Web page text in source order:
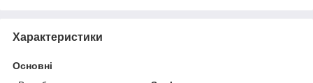
Характеристики
Основні